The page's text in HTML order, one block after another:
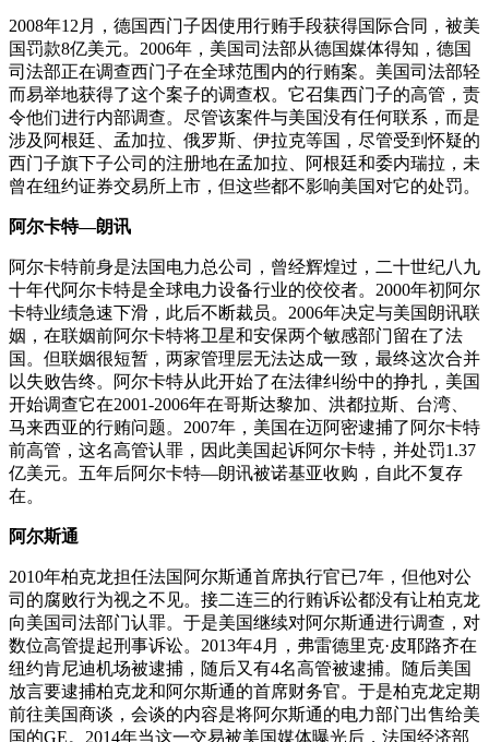
2008年12月，德国西门子因使用行贿手段获得国际合同，被美
国罚款8亿美元。2006年，美国司法部从德国媒体得知，德国
司法部正在调查西门子在全球范围内的行贿案。美国司法部轻
而易举地获得了这个案子的调查权。它召集西门子的高管，责
令他们进行内部调查。尽管该案件与美国没有任何联系，而是
涉及阿根廷、孟加拉、俄罗斯、伊拉克等国，尽管受到怀疑的
西门子旗下子公司的注册地在孟加拉、阿根廷和委内瑞拉，未
曾在纽约证券交易所上市，但这些都不影响美国对它的处罚。
阿尔卡特—朗讯
阿尔卡特前身是法国电力总公司，曾经辉煌过，二十世纪八九
十年代阿尔卡特是全球电力设备行业的佼佼者。2000年初阿尔
卡特业绩急速下滑，此后不断裁员。2006年决定与美国朗讯联
姻，在联姻前阿尔卡特将卫星和安保两个敏感部门留在了法
国。但联姻很短暂，两家管理层无法达成一致，最终这次合并
以失败告终。阿尔卡特从此开始了在法律纠纷中的挣扎，美国
开始调查它在2001-2006年在哥斯达黎加、洪都拉斯、台湾、
马来西亚的行贿问题。2007年，美国在迈阿密逮捕了阿尔卡特
前高管，这名高管认罪，因此美国起诉阿尔卡特，并处罚1.37
亿美元。五年后阿尔卡特—朗讯被诺基亚收购，自此不复存
在。
阿尔斯通
2010年柏克龙担任法国阿尔斯通首席执行官已7年，但他对公
司的腐败行为视之不见。接二连三的行贿诉讼都没有让柏克龙
向美国司法部门认罪。于是美国继续对阿尔斯通进行调查，对
数位高管提起刑事诉讼。2013年4月，弗雷德里克·皮耶路齐在
纽约肯尼迪机场被逮捕，随后又有4名高管被逮捕。随后美国
放言要逮捕柏克龙和阿尔斯通的首席财务官。于是柏克龙定期
前往美国商谈，会谈的内容是将阿尔斯通的电力部门出售给美
国的GE。2014年当这一交易被美国媒体曝光后，法国经济部